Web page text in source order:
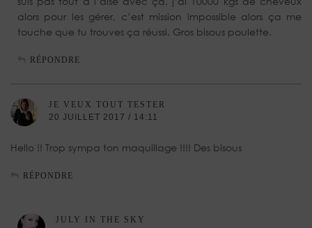
alors pour les gérer, c’est mission impossible alors ça me
touche que tu trouves ça réussi. Gros bisous poulette.
RÉPONDRE
JE VEUX TOUT TESTER
20 JUILLET 2017 / 14:11
Hello !! Trop sympa ton maquillage !!!! Des bisous
RÉPONDRE
JULY IN THE SKY